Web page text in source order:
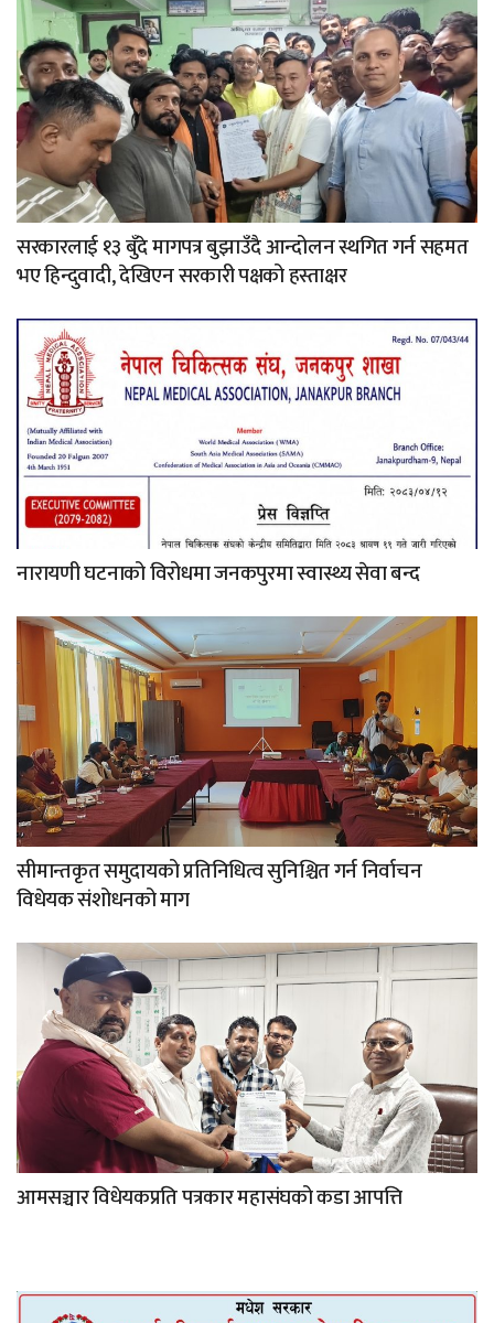
सरकारलाई १३ बुँदे मागपत्र बुझाउँदै आन्दोलन स्थगित गर्न सहमत
भए हिन्दुवादी, देखिएन सरकारी पक्षको हस्ताक्षर
नारायणी घटनाको विरोधमा जनकपुरमा स्वास्थ्य सेवा बन्द
सीमान्तकृत समुदायको प्रतिनिधित्व सुनिश्चित गर्न निर्वाचन
विधेयक संशोधनको माग
आमसञ्चार विधेयकप्रति पत्रकार महासंघको कडा आपत्ति